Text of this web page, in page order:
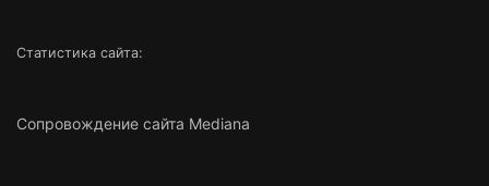
Статистика сайта:
Сопровождение сайта Mediana